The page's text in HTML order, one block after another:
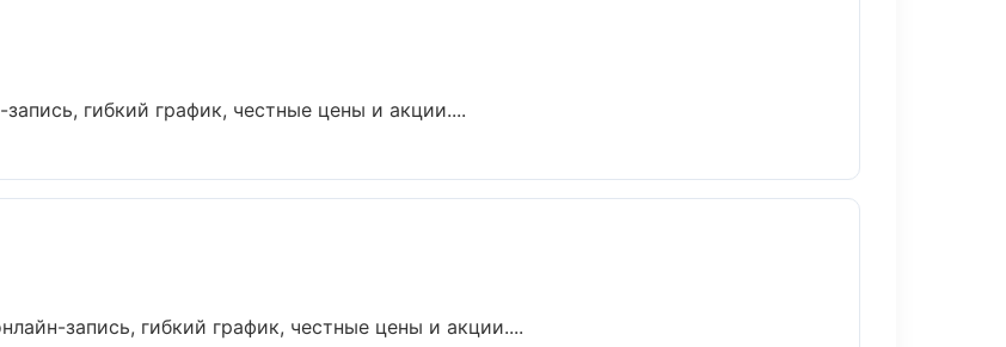
гибкий график, честные цены и акции....
запись, гибкий график, честные цены и акции....